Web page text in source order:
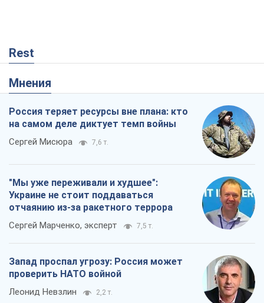
Rest
Мнения
Россия теряет ресурсы вне плана: кто
на самом деле диктует темп войны
Сергей Мисюра 7,6 т.
"Мы уже переживали и худшее":
Украине не стоит поддаваться
отчаянию из-за ракетного террора
Сергей Марченко, эксперт 7,5 т.
Запад проспал угрозу: Россия может
проверить НАТО войной
Леонид Невзлин 2,2 т.